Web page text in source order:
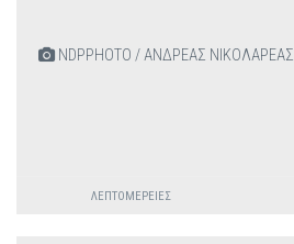
NDPPHOTO / ΑΝΔΡΕΑΣ ΝΙΚΟΛΑΡΕΑΣ
ΛΕΠΤΟΜΈΡΕΙΕΣ